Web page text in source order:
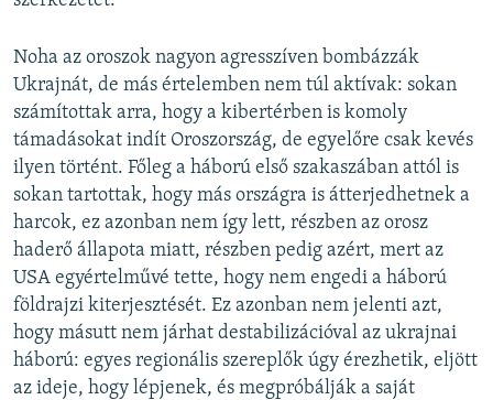
Noha az oroszok nagyon agresszíven bombázzák
Ukrajnát, de más értelemben nem túl aktívak: sokan
számítottak arra, hogy a kibertérben is komoly
támadásokat indít Oroszország, de egyelőre csak kevés
ilyen történt. Főleg a háború első szakaszában attól is
sokan tartottak, hogy más országra is átterjedhetnek a
harcok, ez azonban nem így lett, részben az orosz
haderő állapota miatt, részben pedig azért, mert az
USA egyértelművé tette, hogy nem engedi a háború
földrajzi kiterjesztését. Ez azonban nem jelenti azt,
hogy másutt nem járhat destabilizációval az ukrajnai
háború: egyes regionális szereplők úgy érezhetik, eljött
az ideje, hogy lépjenek, és megpróbálják a saját